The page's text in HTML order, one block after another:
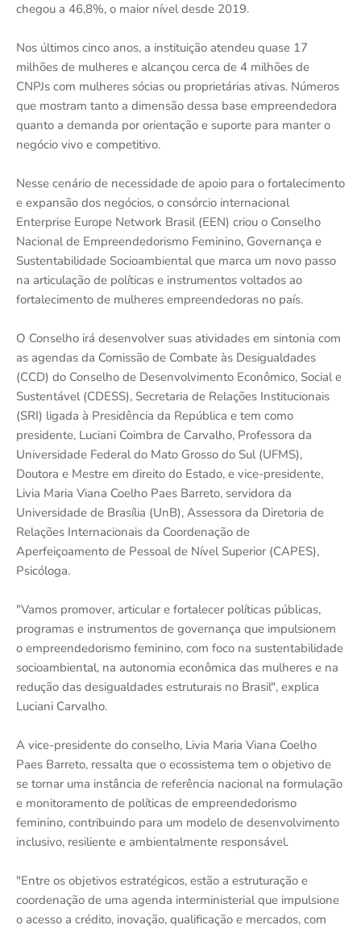
chegou a 46,8%, o maior nível desde 2019.
Nos últimos cinco anos, a instituição atendeu quase 17
milhões de mulheres e alcançou cerca de 4 milhões de
CNPJs com mulheres sócias ou proprietárias ativas. Números
que mostram tanto a dimensão dessa base empreendedora
quanto a demanda por orientação e suporte para manter o
negócio vivo e competitivo.
Nesse cenário de necessidade de apoio para o fortalecimento
e expansão dos negócios, o consórcio internacional
Enterprise Europe Network Brasil (EEN) criou o Conselho
Nacional de Empreendedorismo Feminino, Governança e
Sustentabilidade Socioambiental que marca um novo passo
na articulação de políticas e instrumentos voltados ao
fortalecimento de mulheres empreendedoras no país.
O Conselho irá desenvolver suas atividades em sintonia com
as agendas da Comissão de Combate às Desigualdades
(CCD) do Conselho de Desenvolvimento Econômico, Social e
Sustentável (CDESS), Secretaria de Relações Institucionais
(SRI) ligada à Presidência da República e tem como
presidente, Luciani Coimbra de Carvalho, Professora da
Universidade Federal do Mato Grosso do Sul (UFMS),
Doutora e Mestre em direito do Estado, e vice-presidente,
Livia Maria Viana Coelho Paes Barreto, servidora da
Universidade de Brasília (UnB), Assessora da Diretoria de
Relações Internacionais da Coordenação de
Aperfeiçoamento de Pessoal de Nível Superior (CAPES),
Psicóloga.
"Vamos promover, articular e fortalecer políticas públicas,
programas e instrumentos de governança que impulsionem
o empreendedorismo feminino, com foco na sustentabilidade
socioambiental, na autonomia econômica das mulheres e na
redução das desigualdades estruturais no Brasil", explica
Luciani Carvalho.
A vice-presidente do conselho, Livia Maria Viana Coelho
Paes Barreto, ressalta que o ecossistema tem o objetivo de
se tornar uma instância de referência nacional na formulação
e monitoramento de políticas de empreendedorismo
feminino, contribuindo para um modelo de desenvolvimento
inclusivo, resiliente e ambientalmente responsável.
"Entre os objetivos estratégicos, estão a estruturação e
coordenação de uma agenda interministerial que impulsione
o acesso a crédito, inovação, qualificação e mercados, com